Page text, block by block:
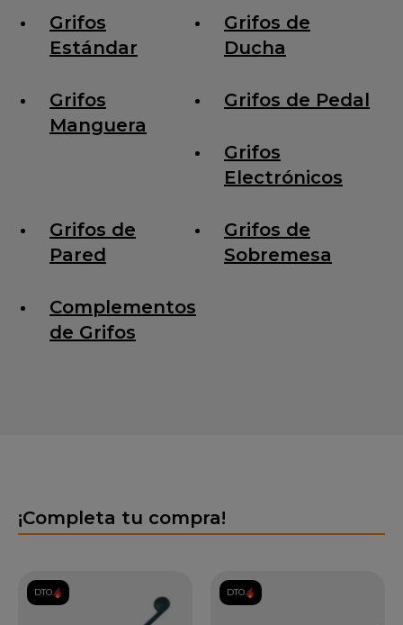
Grifos
Estándar
Grifos de
Ducha
Grifos
Manguera
Grifos de Pedal
Grifos
Electrónicos
Grifos de
Pared
Grifos de
Sobremesa
Complementos
de Grifos
¡Completa tu compra!
DTO. DTO.